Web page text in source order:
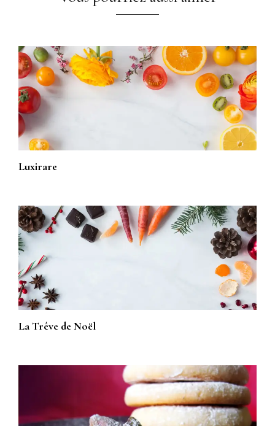
Luxirare
La Trêve de Noël